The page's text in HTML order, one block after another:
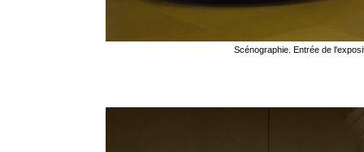
Scénographie. Entrée de